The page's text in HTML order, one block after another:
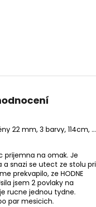
Hedvábné satény 22 mm, 3 barvy, 114cm, VÝPRODEJ
je 4 z 5 hvězdiček.
prijemna na omak. Je
a snazi se utect ze stolu pri
prekvapilo, ze HODNE
jsem 2 povlaky na
rucne jednou tydne.
par mesicich.